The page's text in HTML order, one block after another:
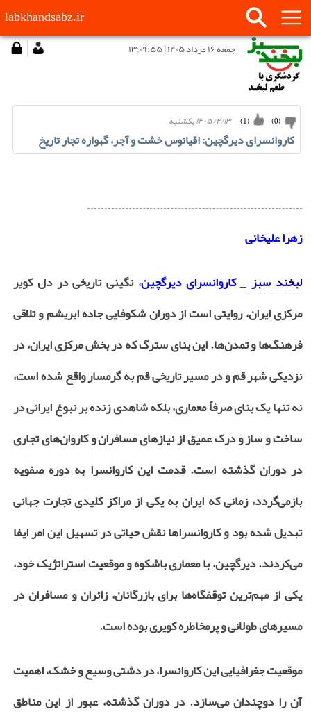
labkhandsabz.ir
جمعه ۱۶ مرداد ۱۴۰۵ | ۱۳:۰۹:۵۵
۱۴۰۵/۲/۱۳ يكشنبه (
1
) (
0
)
کاروانسرای دیرگچین: اقیانوس خشت و آجر، گهواره تجار تاریخ
زهرا علیخانی
لبخند سبز _کاروانسرای دیرگچین، نگینی تاریخی در دل کویر
مرکزی ایران، روایتی است از دوران شکوفایی جاده ابریشم و تلاقی
فرهنگ‌ها و تمدن‌ها. این بنای سترگ که در بخش مرکزی ایران، در
نزدیکی شهر قم و در مسیر تاریخی قم به گرمسار واقع شده است،
نه تنها یک بنای صرفاً معماری، بلکه شاهدی زنده بر نبوغ ایرانی در
ساخت و ساز و درک عمیق از نیازهای مسافران و کاروان‌های تجاری
در دوران گذشته است. قدمت این کاروانسرا به دوره صفویه
بازمی‌گردد، زمانی که ایران به یکی از مراکز کلیدی تجارت جهانی
تبدیل شده بود و کاروانسراها نقش حیاتی در تسهیل این امر ایفا
می‌کردند. دیرگچین، با معماری باشکوه و موقعیت استراتژیک خود،
یکی از مهم‌ترین توقفگاه‌ها برای بازرگانان، زائران و مسافران در
مسیرهای طولانی و پرمخاطره کویری بوده است.
موقعیت جغرافیایی این کاروانسرا، در دشتی وسیع و خشک، اهمیت
آن را دوچندان می‌سازد. در دوران گذشته، عبور از این مناطق